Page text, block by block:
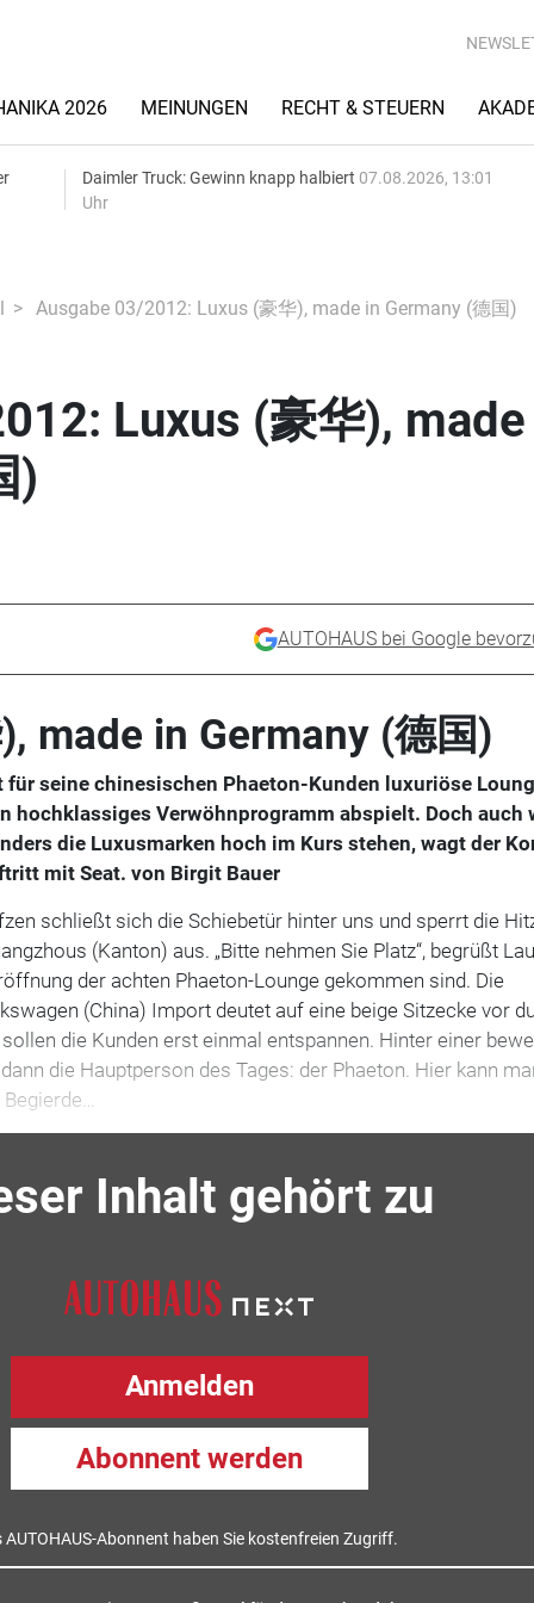
2026 MEINUNGEN RECHT & STEUERN
Daimler Truck: Gewinn knapp halbiert 07.08.2026, 13:01
Uhr
Ausgabe 03/2012: Luxus (豪华), made in Germany (德国)
Luxus (豪华),
)
AUTOHAUS bei Google
made in Germany (德国)
für seine chinesischen Phaeton-Kunden luxuriöse
hochklassiges Verwöhnprogramm abspielt. Doch auch
die Luxusmarken hoch im Kurs stehen, wagt der
mit Seat. von Birgit Bauer
schließt sich die Schiebetür hinter uns und sperrt die
(Kanton) aus. „Bitte nehmen Sie Platz“, begrüßt
der achten Phaeton-Lounge gekommen sind. Die
(China) Import deutet auf eine beige Sitzecke vor
die Kunden erst einmal entspannen. Hinter einer
die Hauptperson des Tages: der Phaeton. Hier kann
Inhalt gehört zu
Anmelden
Abonnent werden
AUTOHAUS-Abonnent haben Sie kostenfreien Zugriff.